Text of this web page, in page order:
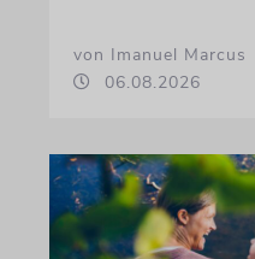
von Imanuel Marcus
06.08.2026